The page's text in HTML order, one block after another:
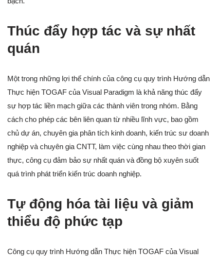
Thúc đẩy hợp tác và sự nhất
quán
Một trong những lợi thế chính của công cụ quy trình Hướng dẫn
Thực hiện TOGAF của Visual Paradigm là khả năng thúc đẩy
sự hợp tác liền mạch giữa các thành viên trong nhóm. Bằng
cách cho phép các bên liên quan từ nhiều lĩnh vực, bao gồm
chủ dự án, chuyên gia phân tích kinh doanh, kiến trúc sư doanh
nghiệp và chuyên gia CNTT, làm việc cùng nhau theo thời gian
thực, công cụ đảm bảo sự nhất quán và đồng bộ xuyên suốt
quá trình phát triển kiến trúc doanh nghiệp.
Tự động hóa tài liệu và giảm
thiểu độ phức tạp
Công cụ quy trình Hướng dẫn Thực hiện TOGAF của Visual